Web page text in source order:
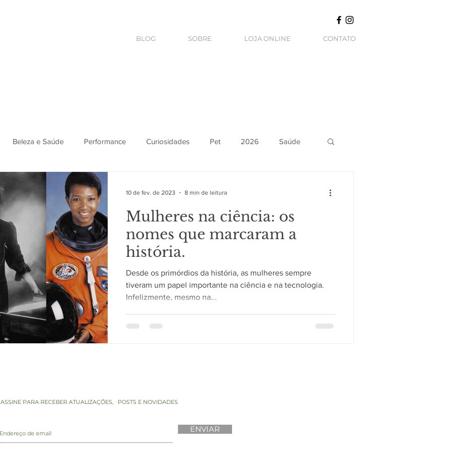
BLOG SOBRE LOJA ONLINE CONTATO
Beleza e Saúde Performance Curiosidades Pet 2026 Saúde
Mulheres na ciência: os
nomes que marcaram a
história.
Desde os primórdios da história, as mulheres sempre
tiveram um papel importante na ciência e na tecnologia.
Infelizmente, mesmo na...
10 de fev. de 2023 8 min de leitura
ASSINE PARA RECEBER ATUALIZAÇÕES, POSTS E NOVIDADES
ENVIAR